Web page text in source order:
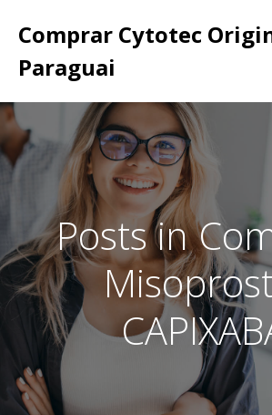
para
Comprar Cytotec
Paraguai
Posts in